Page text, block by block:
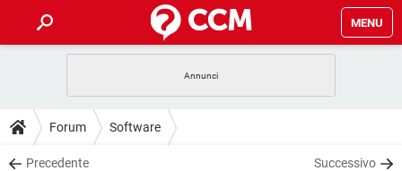
MENU
INTRATTENIMENTO
iOS
GUIDE
COVID-19
DOWNLOAD
Forum Software
Precedente Successivo